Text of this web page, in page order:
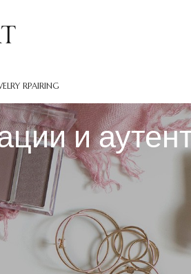
RPAIRING
и
к данных активам. Эти